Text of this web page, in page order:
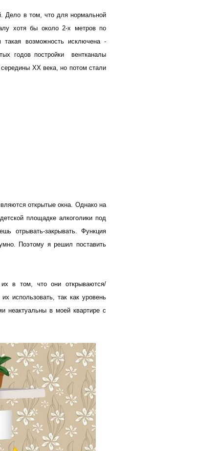
Дело в том, что для нормальной
хотя бы около 2-х метров по
возможность исключена -
годов постройки
вентканалы
ХХ века, но потом стали
открытые окна. Однако на
площадке алкоголики под
отрывать-закрывать. Функция
Поэтому я решил поставить
в том, что они открываются/
использовать, так как уровень
неактуальны в моей квартире с